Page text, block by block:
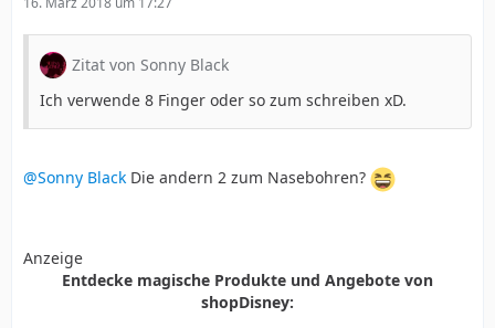
Zitat von Sonny Black
Ich verwende 8 Finger oder so zum schreiben xD.
@Sonny Black Die andern 2 zum Nasebohren?
Anzeige
Entdecke magische Produkte und Angebote von
shopDisney: